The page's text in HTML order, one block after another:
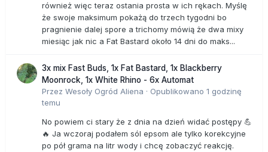
również więc teraz ostania prosta w ich rękach. Myślę
że swoje maksimum pokażą do trzech tygodni bo
pragnienie dalej spore a trichomy mówią że dwa mixy
miesiąc jak nic a Fat Bastard około 14 dni do maks...
3x mix Fast Buds, 1x Fat Bastard, 1x Blackberry
Moonrock, 1x White Rhino - 6x Automat
Przez Wesoły Ogród Aliena · Opublikowano 1 godzinę
temu
No powiem ci stary że z dnia na dzień widać postępy 💪
🔥 Ja wczoraj podałem sól epsom ale tylko korekcyjne
po pół grama na litr wody i chcę zobaczyć reakcję.